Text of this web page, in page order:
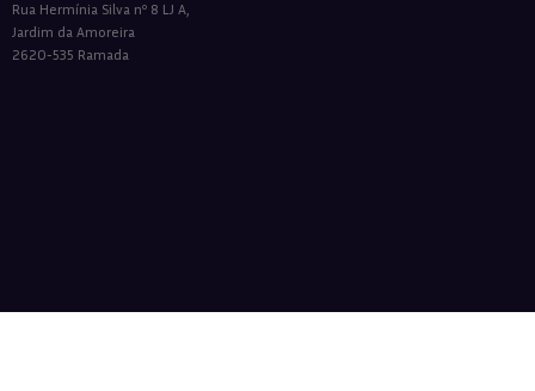
Rua Hermínia Silva nº 8 LJ A,
Jardim da Amoreira
2620-535 Ramada